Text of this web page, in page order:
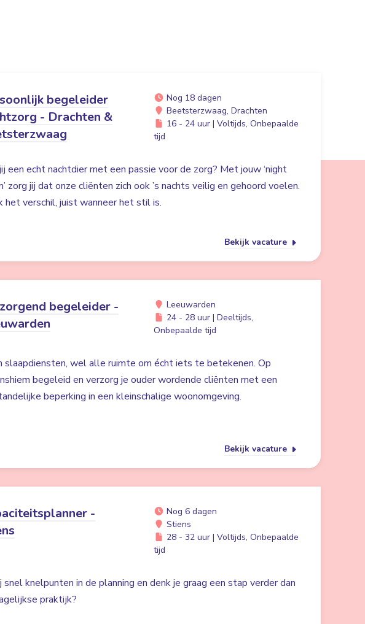
begeleider
- Drachten &
Nog 18 dagen
Beetsterzwaag, Drachten
16 - 24 uur | Voltijds, Onbepaalde
tijd
een echt nachtdier met een passie voor de zorg? Met jouw ‘night
zorg jij dat onze cliënten zich ook ’s nachts veilig en gehoord voelen.
het verschil, juist wanneer het stil is.
Bekijk vacature
begeleider -
Leeuwarden
24 - 28 uur | Deeltijds,
Onbepaalde tijd
slaapdiensten, wel alle ruimte om écht iets te betekenen. Op
begeleid en verzorg je ouder wordende cliënten met een
beperking in een kleinschalige woonomgeving.
Bekijk vacature
-
Nog 6 dagen
Stiens
28 - 32 uur | Voltijds, Onbepaalde
tijd
snel knelpunten in de planning en denk je graag een stap verder dan
praktijk?